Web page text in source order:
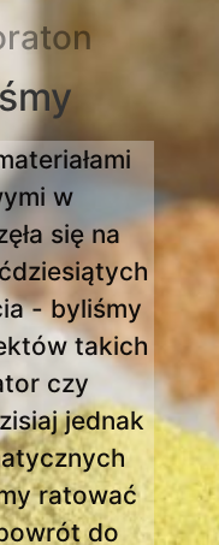
w
się na
- byliśmy
takich
czy
jednak
ratować
do